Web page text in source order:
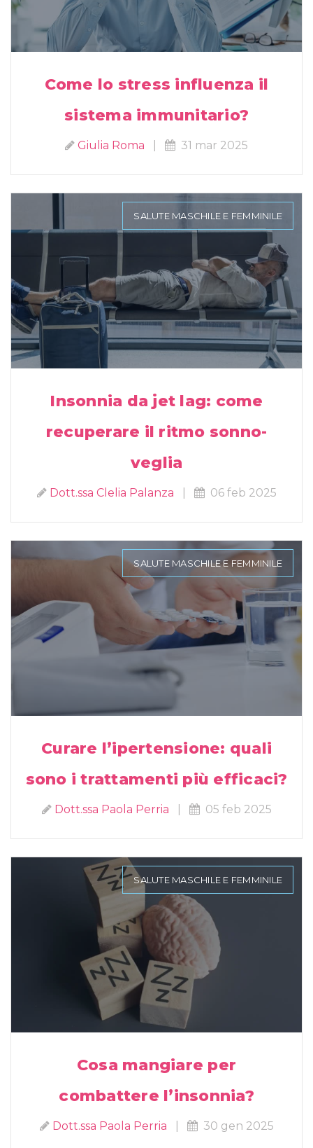
Come lo stress influenza il
sistema immunitario?
Giulia Roma 31 mar 2025
SALUTE MASCHILE E FEMMINILE
Insonnia da jet lag: come
recuperare il ritmo sonno-
veglia
Dott.ssa Clelia Palanza 06 feb 2025
SALUTE MASCHILE E FEMMINILE
Curare l’ipertensione: quali
sono i trattamenti più efficaci?
Dott.ssa Paola Perria 05 feb 2025
SALUTE MASCHILE E FEMMINILE
Cosa mangiare per
combattere l’insonnia?
Dott.ssa Paola Perria 30 gen 2025